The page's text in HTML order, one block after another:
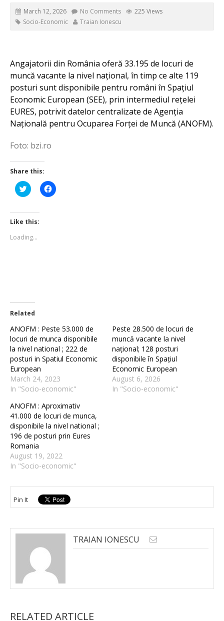
March 12, 2026 No Comments
225 Views
Socio-Economic
Traian Ionescu
Angajatorii din România oferă 33.195 de locuri de
muncă vacante la nivel național, în timp ce alte 119
posturi sunt disponibile pentru români în Spațiul
Economic European (SEE), prin intermediul rețelei
EURES, potrivit datelor centralizate de Agenția
Națională pentru Ocuparea Forței de Muncă (ANOFM).
Foto: bzi.ro
Share this:
Click
to
Twitter
(Opens
in
window)
Click
to
Like this:
Loading...
Related
ANOFM : Peste 53.000 de
locuri de munca disponibile
la nivel national ; 222 de
posturi in Spatiul Economic
European
March 24, 2023
In "Socio-economic"
Peste 28.500 de locuri de
muncă vacante la nivel
național; 128 posturi
disponibile în Spațiul
Economic European
August 6, 2026
In "Socio-economic"
ANOFM : Aproximativ
41.000 de locuri de munca,
disponibile la nivel national ;
196 de posturi prin Eures
Romania
August 19, 2022
In "Socio-economic"
Pin It
TRAIAN IONESCU
RELATED ARTICLE